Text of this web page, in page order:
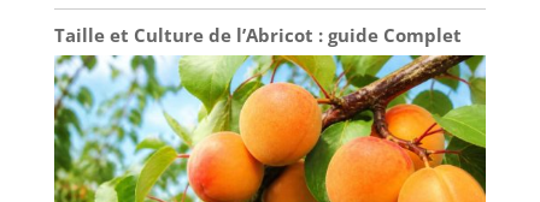
Taille et Culture de l’Abricot : guide Complet